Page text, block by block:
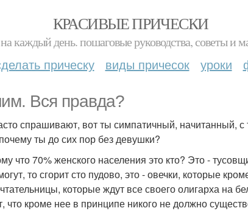
КРАСИВЫЕ ПРИЧЕСКИ
каждый день. пошаговые руководства, советы и
прическу виды причесок уроки
Вся правда?
спрашивают, вот ты симпатичный, начитанный,
ты до сих пор без девушки?
что 70% женского населения это кто? Это -
то сгорит сто пудово, это - овечки, которые
которые ждут все своего олигарха на
что кроме нее в принципе никого не должно